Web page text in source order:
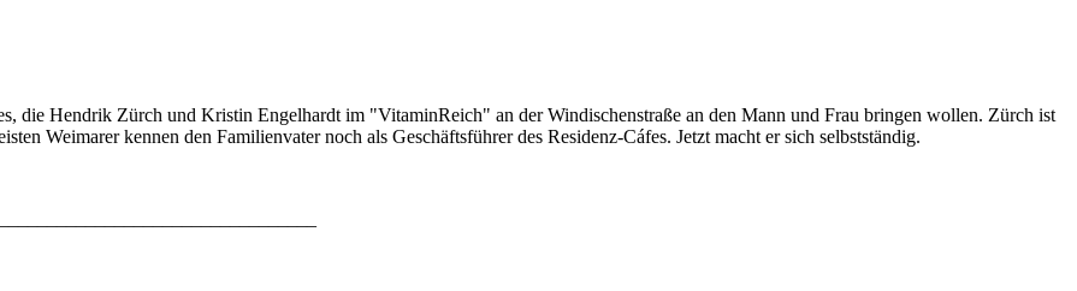
die Hendrik Zürch und Kristin Engelhardt im "VitaminReich" an der Windischenstraße an den Mann und Frau bringen wollen. Zürch ist
Weimarer kennen den Familienvater noch als Geschäftsführer des Residenz-Cáfes. Jetzt macht er sich selbstständig.